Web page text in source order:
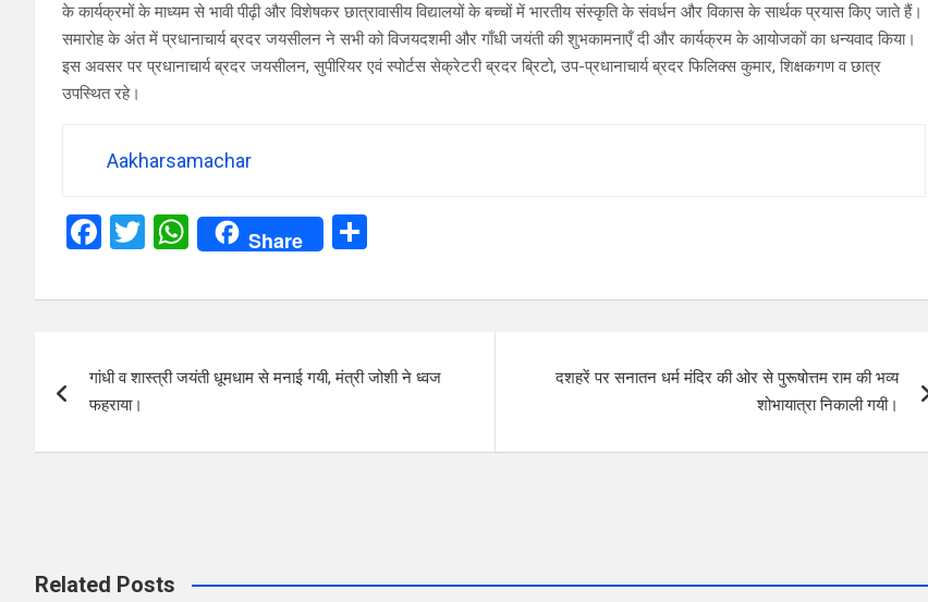
के कार्यक्रमों के माध्यम से भावी पीढ़ी और विशेषकर छात्रावासीय विद्यालयों के बच्चों में भारतीय संस्कृति के संवर्धन और विकास के सार्थक प्रयास किए जाते हैं।
समारोह के अंत में प्रधानाचार्य ब्रदर जयसीलन ने सभी को विजयदशमी और गाँधी जयंती की शुभकामनाएँ दी और कार्यक्रम के आयोजकों का धन्यवाद किया।
इस अवसर पर प्रधानाचार्य ब्रदर जयसीलन, सुपीरियर एवं स्पोर्टस सेक्रेटरी ब्रदर ब्रिटो, उप-प्रधानाचार्य ब्रदर फिलिक्स कुमार, शिक्षकगण व छात्र
उपस्थित रहे।
Aakharsamachar
F
ce
o
o
k
T
tt
W
at
A
p
Share
ar
navigation
गांधी व शास्त्री जयंती धूमधाम से मनाई गयी, मंत्री जोशी ने ध्वज
फहराया।
दशहरें पर सनातन धर्म मंदिर की ओर से पुरूषोत्तम राम की भव्य
शोभायात्रा निकाली गयी।
Related Posts